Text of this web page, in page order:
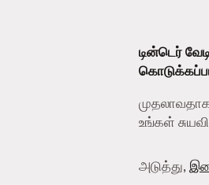
டின்டெர்
உங்கள்
அடுத்து,